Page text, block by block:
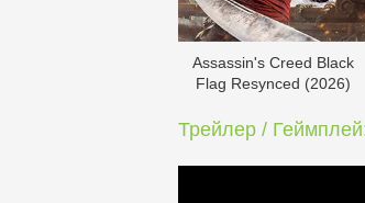
Assassin's Creed Black
Flag Resynced (2026)
Трейлер /